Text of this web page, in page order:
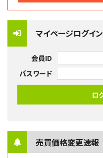
マイページログイン
会員ID
パスワード
売買価格変更速報